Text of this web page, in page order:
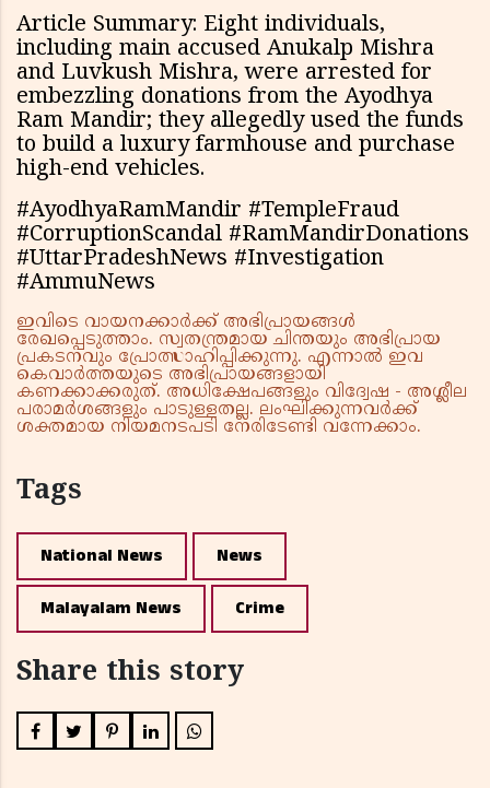
Article Summary: Eight individuals,
including main accused Anukalp Mishra
and Luvkush Mishra, were arrested for
embezzling donations from the Ayodhya
Ram Mandir; they allegedly used the funds
to build a luxury farmhouse and purchase
high-end vehicles.
#AyodhyaRamMandir #TempleFraud
#CorruptionScandal #RamMandirDonations
#UttarPradeshNews #Investigation
#AmmuNews
ഇവിടെ വായനക്കാർക്ക് അഭിപ്രായങ്ങൾ
രേഖപ്പെടുത്താം. സ്വതന്ത്രമായ ചിന്തയും അഭിപ്രായ
പ്രകടനവും പ്രോത്സാഹിപ്പിക്കുന്നു. എന്നാൽ ഇവ
കെവാർത്തയുടെ അഭിപ്രായങ്ങളായി
കണക്കാക്കരുത്. അധിക്ഷേപങ്ങളും വിദ്വേഷ - അശ്ലീല
പരാമർശങ്ങളും പാടുള്ളതല്ല. ലംഘിക്കുന്നവർക്ക്
ശക്തമായ നിയമനടപടി നേരിടേണ്ടി വന്നേക്കാം.
Tags
National News News
Malayalam News Crime
Share this story